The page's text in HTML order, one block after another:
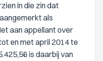
in die zin dat
als
aan appellant over
en met april 2014 te
is daarbij van